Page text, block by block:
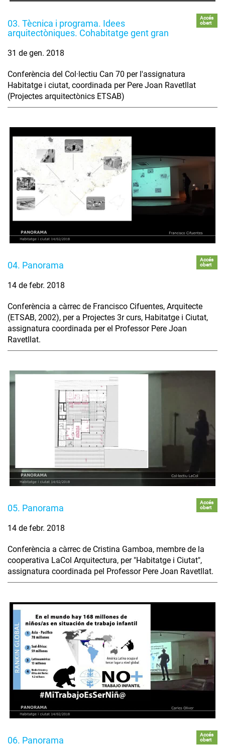
03. Tècnica i programa. Idees
arquitectòniques. Cohabitatge gent gran
Accés
obert
31 de gen. 2018
Conferència del Col·lectiu Can 70 per l'assignatura
Habitatge i ciutat, coordinada per Pere Joan Ravetllat
(Projectes arquitectònics ETSAB)
04. Panorama
Accés
obert
14 de febr. 2018
Conferència a càrrec de Francisco Cifuentes, Arquitecte
(ETSAB, 2002), per a Projectes 3r curs, Habitatge i Ciutat,
assignatura coordinada per el Professor Pere Joan
Ravetllat.
05. Panorama
Accés
obert
14 de febr. 2018
Conferència a càrrec de Cristina Gamboa, membre de la
cooperativa LaCol Arquitectura, per "Habitatge i Ciutat",
assignatura coordinada pel Professor Pere Joan Ravetllat.
06. Panorama
Accés
obert